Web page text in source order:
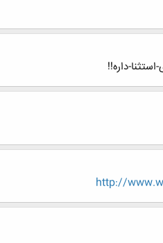
http://